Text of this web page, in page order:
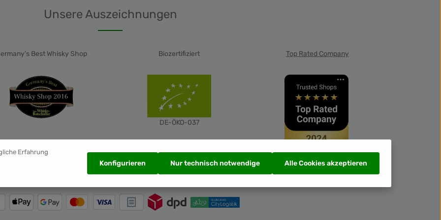
Unsere Auszeichnungen
Best Whisky Shop Biozertifiziert
DE-ÖKO-037
Top Rated Company
Erfahrung
Nur technisch notwendige
Konfigurieren Alle Cookies akzeptieren